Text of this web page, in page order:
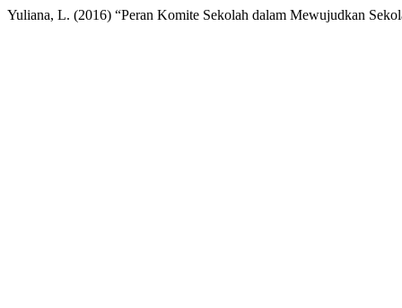
Yuliana, L. (2016) “Peran Komite Sekolah dalam Mewujudkan